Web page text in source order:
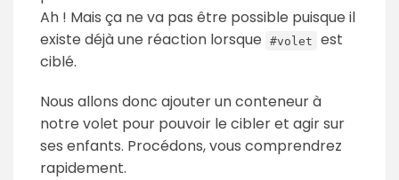
Ah ! Mais ça ne va pas être possible puisque il
existe déjà une réaction lorsque
#volet
est
ciblé.
Nous allons donc ajouter un conteneur à
notre volet pour pouvoir le cibler et agir sur
ses enfants. Procédons, vous comprendrez
rapidement.